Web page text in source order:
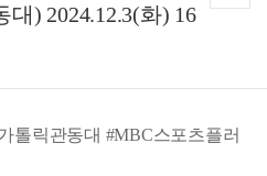
) 2024.12.3(화) 16
톨릭관동대 #MBC스포츠플러